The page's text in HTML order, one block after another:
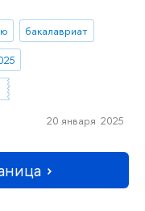
бакалавриат
20 января 2025